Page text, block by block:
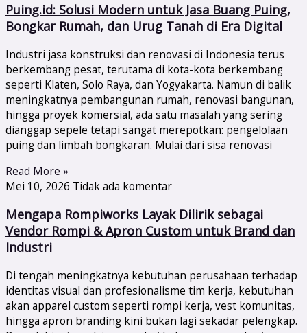
Puing.id: Solusi Modern untuk Jasa Buang Puing,
Bongkar Rumah, dan Urug Tanah di Era Digital
Industri jasa konstruksi dan renovasi di Indonesia terus
berkembang pesat, terutama di kota-kota berkembang
seperti Klaten, Solo Raya, dan Yogyakarta. Namun di balik
meningkatnya pembangunan rumah, renovasi bangunan,
hingga proyek komersial, ada satu masalah yang sering
dianggap sepele tetapi sangat merepotkan: pengelolaan
puing dan limbah bongkaran. Mulai dari sisa renovasi
Read More »
Mei 10, 2026 Tidak ada komentar
Mengapa Rompiworks Layak Dilirik sebagai
Vendor Rompi & Apron Custom untuk Brand dan
Industri
Di tengah meningkatnya kebutuhan perusahaan terhadap
identitas visual dan profesionalisme tim kerja, kebutuhan
akan apparel custom seperti rompi kerja, vest komunitas,
hingga apron branding kini bukan lagi sekadar pelengkap.